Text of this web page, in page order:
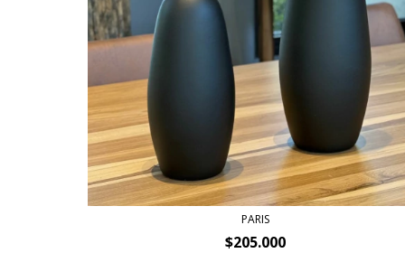
PARIS
$205.000